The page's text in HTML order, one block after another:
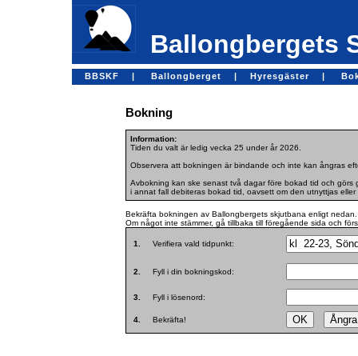
Ballongbergets
BBSKF | Ballongberget | Hyresgäster |
Bokning
Information:
Tiden du valt är ledig vecka 25 under år 2026.
Observera att bokningen är bindande och inte kan ångras
Avbokning kan ske senast två dagar före bokad tid och görs
i annat fall debiteras bokad tid, oavsett om den utnyttjas eller
Bekräfta bokningen av Ballongbergets skjutbana enligt nedan.
Om något inte stämmer, gå tillbaka till föregående sida och
1. Verifiera vald tidpunkt:
2. Fyll i din bokningskod:
3. Fyll i lösenord:
4. Bekräfta!